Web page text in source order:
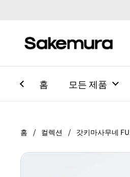
홈 모든 제품
홈 / 컬렉션 / 갓키마사무네